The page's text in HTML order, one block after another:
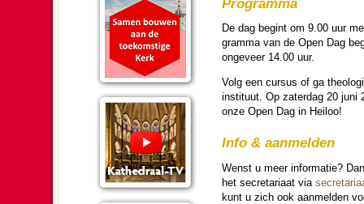
De dag begint om 9.00 uur
gram­ma van de Open Dag
ongeveer 14.00 uur.
Volg een cursus of ga
instituut. Op zater­dag 20 juni
onze Open Dag in Heiloo!
In­fo & aanmel­den
Wenst u meer in­for­ma­tie?
het se­cre­ta­riaat via
kunt u zich ook aanmel­den